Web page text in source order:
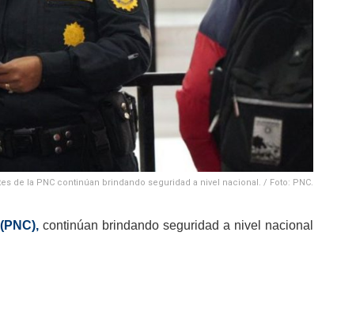
de la PNC continúan brindando seguridad a nivel nacional. / Foto: PNC.
continúan brindando seguridad a nivel nacional